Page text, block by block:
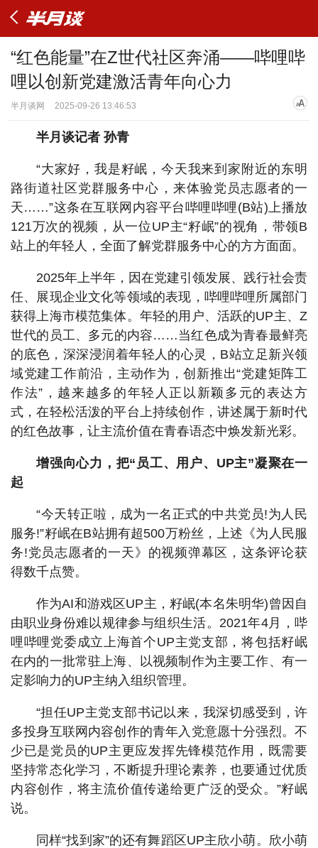
“红色能量”在Z世代社区奔涌——哔哩哔
哩以创新党建激活青年向心力
半月谈网 2025-09-26 13:46:53
半月谈记者 孙青
“大家好，我是籽岷，今天我来到家附近的东明
路街道社区党群服务中心，来体验党员志愿者的一
天……”这条在互联网内容平台哔哩哔哩(B站)上播放
121万次的视频，从一位UP主“籽岷”的视角，带领B
站上的年轻人，全面了解党群服务中心的方方面面。
2025年上半年，因在党建引领发展、践行社会责
任、展现企业文化等领域的表现，哔哩哔哩所属部门
获得上海市模范集体。年轻的用户、活跃的UP主、Z
世代的员工、多元的内容……当红色成为青春最鲜亮
的底色，深深浸润着年轻人的心灵，B站立足新兴领
域党建工作前沿，主动作为，创新推出“党建矩阵工
作法”，越来越多的年轻人正以新颖多元的表达方
式，在轻松活泼的平台上持续创作，讲述属于新时代
的红色故事，让主流价值在青春语态中焕发新光彩。
增强向心力，把“员工、用户、UP主”凝聚在一
起
“今天转正啦，成为一名正式的中共党员!为人民
服务!”籽岷在B站拥有超500万粉丝，上述《为人民服
务!党员志愿者的一天》的视频弹幕区，这条评论获
得数千点赞。
作为AI和游戏区UP主，籽岷(本名朱明华)曾因自
由职业身份难以规律参与组织生活。2021年4月，哔
哩哔哩党委成立上海首个UP主党支部，将包括籽岷
在内的一批常驻上海、以视频制作为主要工作、有一
定影响力的UP主纳入组织管理。
“担任UP主党支部书记以来，我深切感受到，许
多投身互联网内容创作的青年入党意愿十分强烈。不
少已是党员的UP主更应发挥先锋模范作用，既需要
坚持常态化学习，不断提升理论素养，也要通过优质
内容创作，将主流价值传递给更广泛的受众。”籽岷
说。
同样“找到家”的还有舞蹈区UP主欣小萌。欣小萌